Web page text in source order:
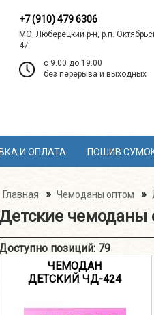
+7 (910) 479 6306
МО, Люберецкий р-н, р.п.
47
c 9.00 до 19.00
без перерыва и выходных
И ОПЛАТА ПОШИВ
Главная » Чемоданы оптом »
Детские чемоданы
позиций: 79
ЧЕМОДАН
ДЕТСКИЙ ЧД-424